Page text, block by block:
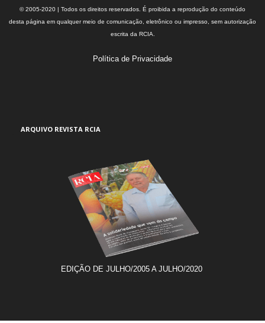
© 2005-2020 | Todos os direitos reservados. É proibida a reprodução do conteúdo
desta página em qualquer meio de comunicação, eletrônico ou impresso, sem autorização
escrita da RCIA.
Política de Privacidade
ARQUIVO REVISTA RCIA
EDIÇÃO DE JULHO/2005 A JULHO/2020